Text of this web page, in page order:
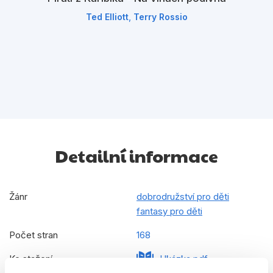
Ted Elliott, Terry Rossio
Detailní informace
Žánr
dobrodružství pro děti
fantasy pro děti
Počet stran 168
Ke stažení
Ukázka.pdf